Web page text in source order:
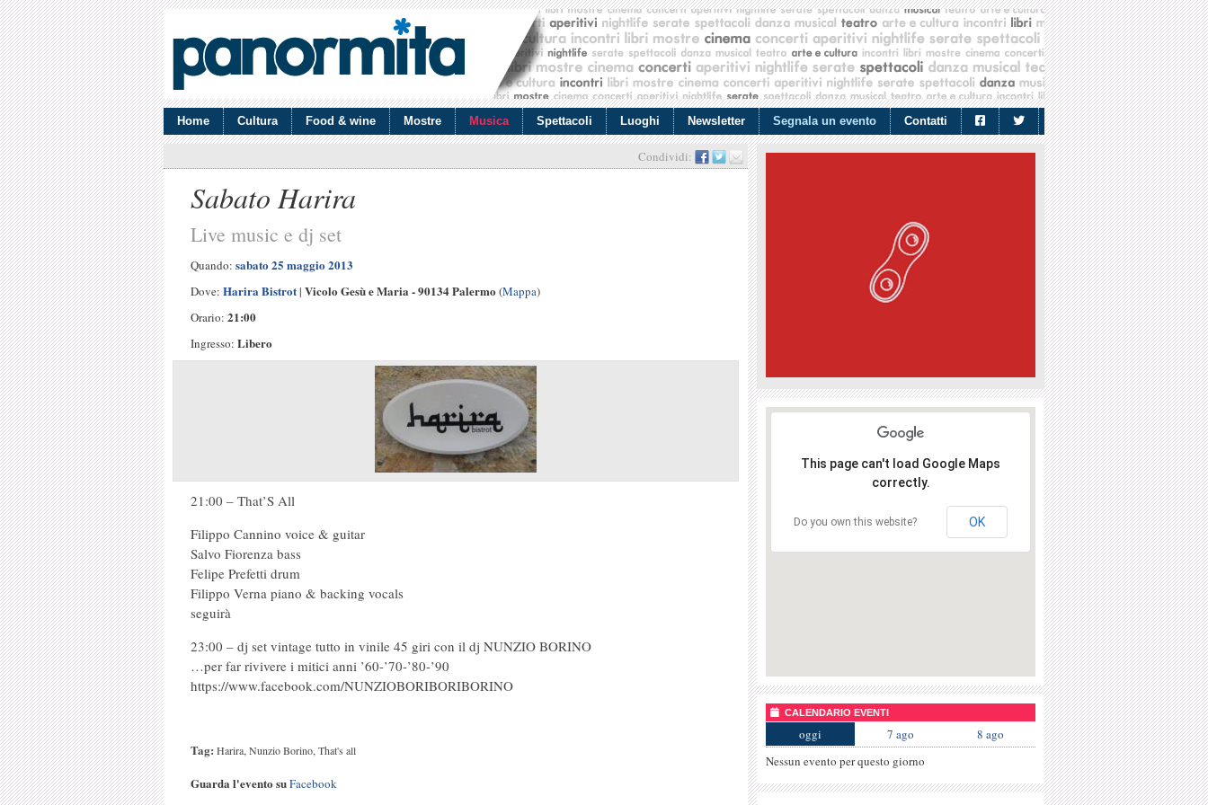
Home Cultura Food & wine Mostre Musica Spettacoli Luoghi Newsletter Segnala un evento Contatti
Condividi:
Sabato Harira
Live music e dj set
Quando: sabato 25 maggio 2013
Dove: Harira Bistrot| Vicolo Gesù e Maria - 90134 Palermo (Mappa)
Orario: 21:00
Ingresso: Libero
21:00 – That’S All
Filippo Cannino voice & guitar
Salvo Fiorenza bass
Felipe Prefetti drum
Filippo Verna piano & backing vocals
seguirà
23:00 – dj set vintage tutto in vinile 45 giri con il dj NUNZIO BORINO
…per far rivivere i mitici anni ’60-’70-’80-’90
https://www.facebook.com/NUNZIOBORIBORIBORINO
Tag: Harira,Nunzio Borino,That's all
Guarda l'evento suFacebook
This page can't load Google Maps
correctly.
Do you own this website? OK
CALENDARIO EVENTI
oggi 7 ago
8 ago
Nessun evento per questo giorno